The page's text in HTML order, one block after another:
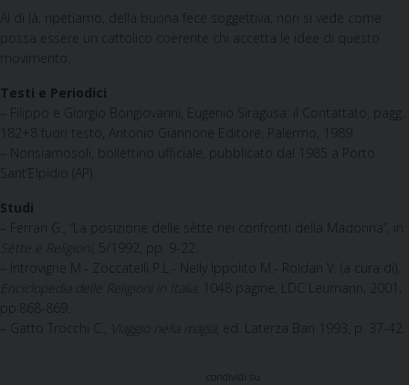
Al di là, ripetiamo, della buona fece soggettiva, non si vede come
possa essere un cattolico coerente chi accetta le idee di questo
movimento.
Testi e Periodici
– Filippo e Giorgio Bongiovanni, Eugenio Siragusa: il Contattato, pagg.
182+8 fuori testo, Antonio Giannone Editore, Palermo, 1989.
– Nonsiamosoli, bollettino ufficiale, pubblicato dal 1985 a Porto
Sant’Elpidio (AP).
Studi
– Ferrari G., “La posizione delle sètte nei confronti della Madonna”, in
, 5/1992, pp. 9-22.
– Introvigne M.- Zoccatelli P.L.- Nelly Ippolito M.- Roldan V. (a cura di),
1048 pagine, LDC Leumann, 2001,
pp.868-869.
– Gatto Trocchi C.,
, ed. Laterza Bari 1993, p. 37-42.
condividi su